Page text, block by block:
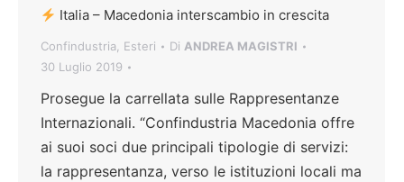
Italia – Macedonia interscambio in crescita
Confindustria Esteri Di ANDREA MAGISTRI
30 Luglio 2019
Prosegue la carrellata sulle Rappresentanze
Internazionali. “Confindustria Macedonia offre
ai suoi soci due principali tipologie di servizi:
la rappresentanza, verso le istituzioni locali ma